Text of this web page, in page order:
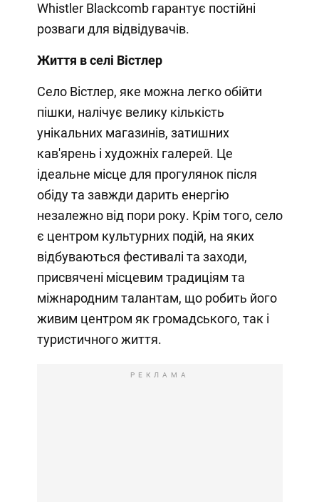
Whistler Blackcomb гарантує постійні
розваги для відвідувачів.
Життя в селі Вістлер
Село Вістлер, яке можна легко обійти
пішки, налічує велику кількість
унікальних магазинів, затишних
кав'ярень і художніх галерей. Це
ідеальне місце для прогулянок після
обіду та завжди дарить енергію
незалежно від пори року. Крім того, село
є центром культурних подій, на яких
відбуваються фестивалі та заходи,
присвячені місцевим традиціям та
міжнародним талантам, що робить його
живим центром як громадського, так і
туристичного життя.
РЕКЛАМА